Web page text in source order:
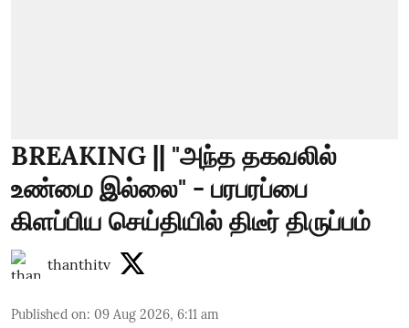
BREAKING || "அந்த தகவலில்
உண்மை இல்லை" - பரபரப்பை
கிளப்பிய செய்தியில் திடீர் திருப்பம்
thanthitv
Published on: 09 Aug 2026, 6:11 am